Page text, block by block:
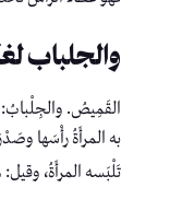
والجلباب
القَمِيصُ.
به المرأَةُ رأْسَها
تَلْبَسه المرأَةُ،